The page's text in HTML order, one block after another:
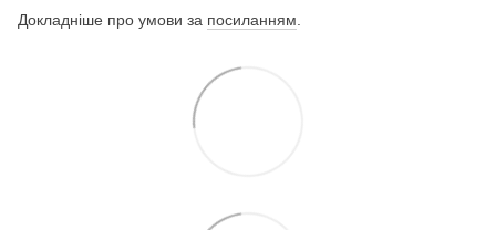
Докладніше про умови за посиланням